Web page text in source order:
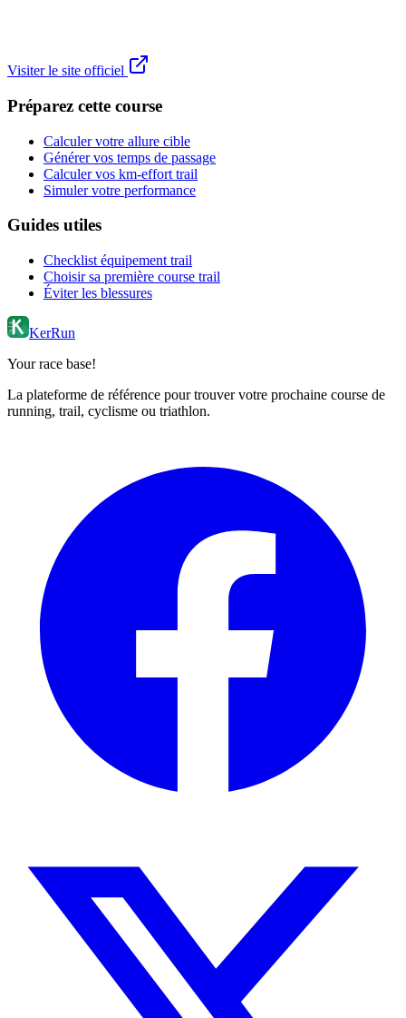
Visiter le site officiel
Préparez cette course
Calculer votre allure cible
Générer vos temps de passage
Calculer vos km-effort trail
Simuler votre performance
Guides utiles
Checklist équipement trail
Choisir sa première course trail
Éviter les blessures
KerRun
Your race base!
La plateforme de référence pour trouver votre prochaine course de
running, trail, cyclisme ou triathlon.